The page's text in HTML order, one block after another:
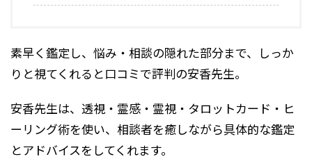
素早く鑑定し、悩み・相談の隠れた部分まで、しっか
りと視てくれると口コミで評判の安香先生。
安香先生は、透視・霊感・霊視・タロットカード・ヒ
ーリング術を使い、相談者を癒しながら具体的な鑑定
とアドバイスをしてくれます。